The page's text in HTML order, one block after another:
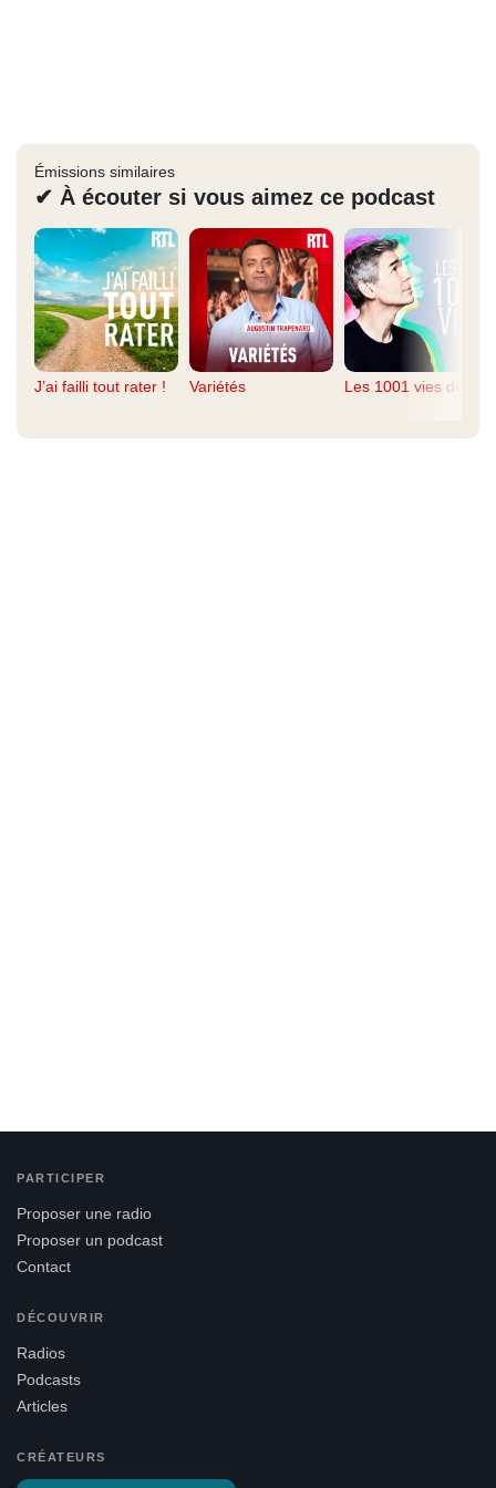
Émissions similaires
✔ À écouter si vous aimez ce podcast
J’ai failli tout rater ! Variétés Les 1001 vies de...
PARTICIPER
Proposer une radio
Proposer un podcast
Contact
DÉCOUVRIR
Radios
Podcasts
Articles
CRÉATEURS